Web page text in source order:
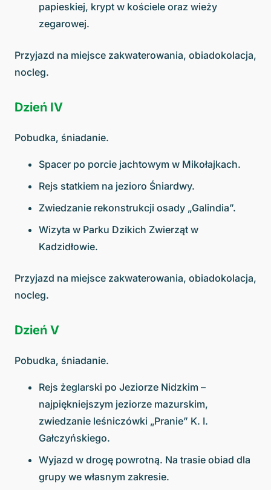
papieskiej, krypt w kościele oraz wieży
zegarowej.
Przyjazd na miejsce zakwaterowania, obiadokolacja,
nocleg.
Dzień IV
Pobudka, śniadanie.
Spacer po porcie jachtowym w Mikołajkach.
Rejs statkiem na jezioro Śniardwy.
Zwiedzanie rekonstrukcji osady „Galindia”.
Wizyta w Parku Dzikich Zwierząt w
Kadzidłowie.
Przyjazd na miejsce zakwaterowania, obiadokolacja,
nocleg.
Dzień V
Pobudka, śniadanie.
Rejs żeglarski po Jeziorze Nidzkim –
najpiękniejszym jeziorze mazurskim,
zwiedzanie leśniczówki „Pranie” K. I.
Gałczyńskiego.
Wyjazd w drogę powrotną. Na trasie obiad dla
grupy we własnym zakresie.